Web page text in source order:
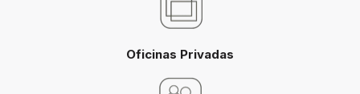
Oficinas Privadas